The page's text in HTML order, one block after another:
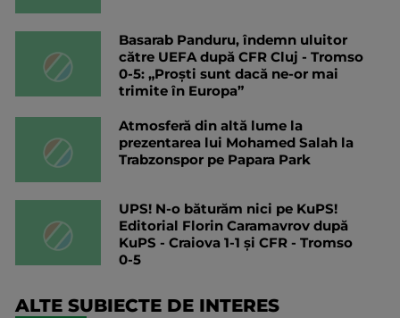
Basarab Panduru, îndemn uluitor
către UEFA după CFR Cluj - Tromso
0-5: „Proști sunt dacă ne-or mai
trimite în Europa”
Atmosferă din altă lume la
prezentarea lui Mohamed Salah la
Trabzonspor pe Papara Park
UPS! N-o băturăm nici pe KuPS!
Editorial Florin Caramavrov după
KuPS - Craiova 1-1 și CFR - Tromso
0-5
ALTE SUBIECTE DE INTERES